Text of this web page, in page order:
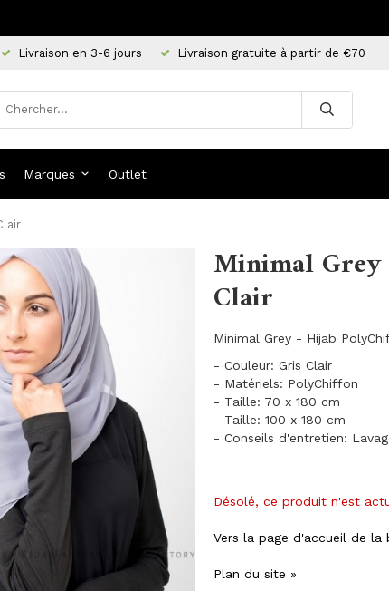
Livraison en 3-6 jours Livraison gratuite à partir de €70
Marques Outlet
Minimal
Clair
Minimal Grey - Hijab
- Couleur: Gris Clair
- Matériels: PolyChiffon
- Taille: 70 x 180 cm
- Taille: 100 x 180 cm
- Conseils d'entretien:
Désolé, ce produit n'est
Vers la page d'accueil de la
Plan du site »